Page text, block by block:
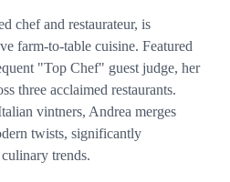
chef and restaurateur, is
farm-to-table cuisine. Featured
"Top Chef" guest judge, her
three acclaimed restaurants.
vintners, Andrea merges
twists, significantly
trends.